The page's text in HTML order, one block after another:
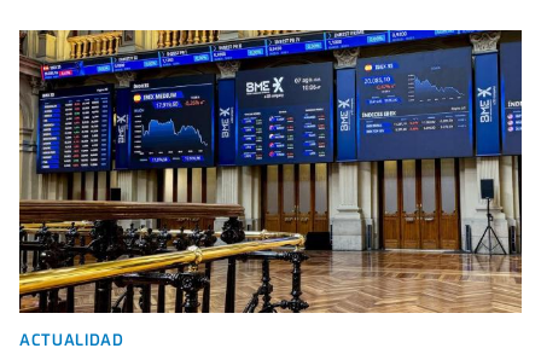
ACTUALIDAD